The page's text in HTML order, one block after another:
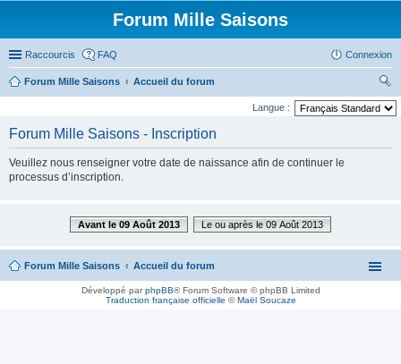
Forum Mille Saisons
Raccourcis FAQ Connexion
Forum Mille Saisons
Accueil du forum
ec
ch
Langue :
Forum Mille Saisons - Inscription
Veuillez nous renseigner votre date de naissance afin de continuer le
processus d’inscription.
Avant le 09 Août 2013 Le ou après le 09 Août 2013
Forum Mille Saisons Accueil du forum
Développé parphpBB® Forum Software © phpBB Limited
Traduction française officielle ©Maël Soucaze